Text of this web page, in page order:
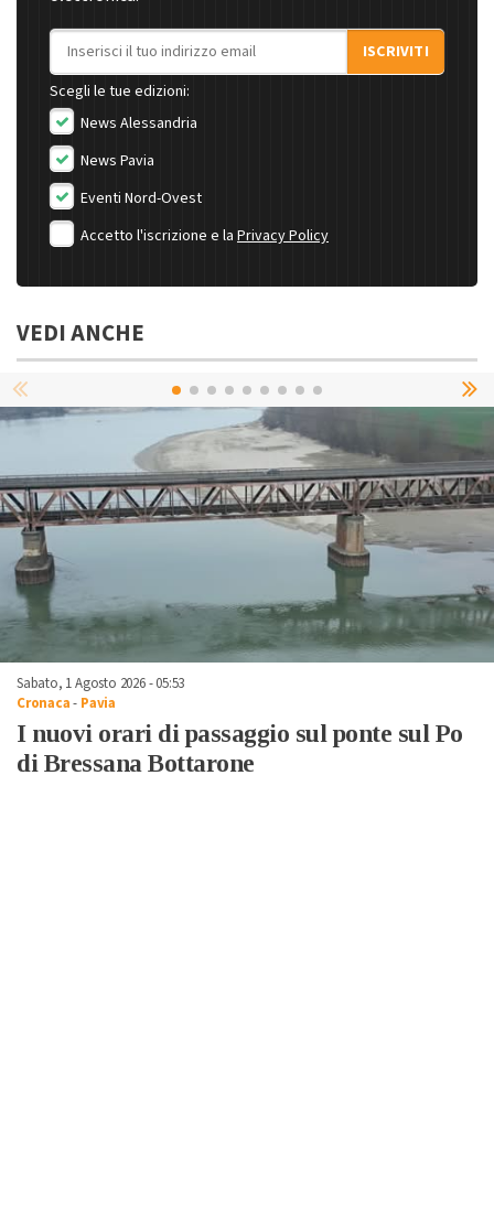
Indirizzo email
ISCRIVITI
Scegli le tue edizioni:
News Alessandria
News Pavia
Eventi Nord-Ovest
Accetto l'iscrizione e la Privacy Policy
VEDI ANCHE
Sabato, 1 Agosto 2026 - 05:53
Cronaca- Pavia
I nuovi orari di passaggio sul ponte sul Po
di Bressana Bottarone